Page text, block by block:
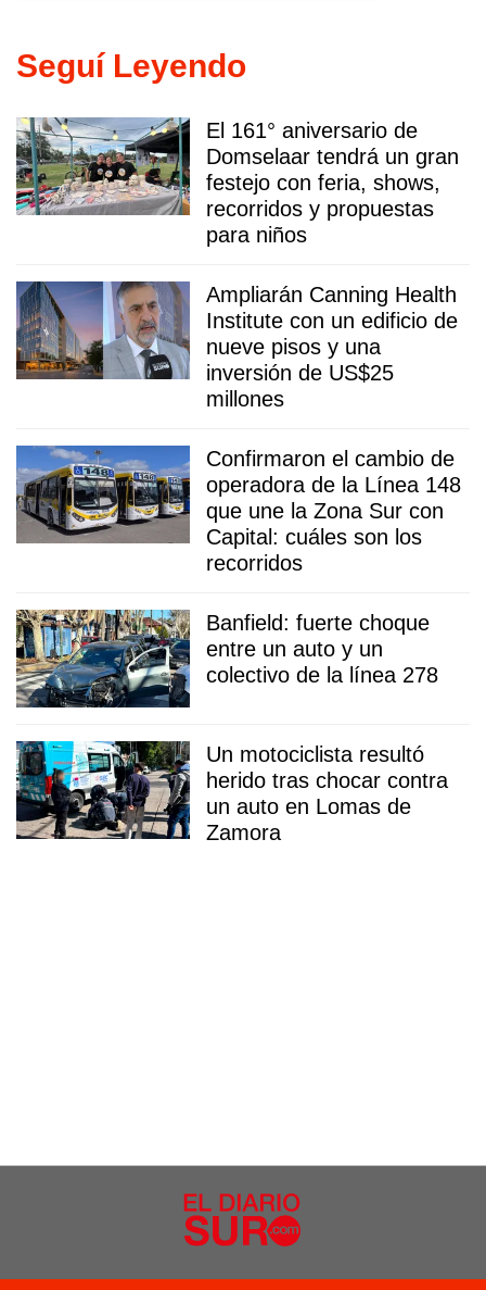
Seguí Leyendo
El 161° aniversario de
Domselaar tendrá un gran
festejo con feria, shows,
recorridos y propuestas
para niños
Ampliarán Canning Health
Institute con un edificio de
nueve pisos y una
inversión de US$25
millones
Confirmaron el cambio de
operadora de la Línea 148
que une la Zona Sur con
Capital: cuáles son los
recorridos
Banfield: fuerte choque
entre un auto y un
colectivo de la línea 278
Un motociclista resultó
herido tras chocar contra
un auto en Lomas de
Zamora